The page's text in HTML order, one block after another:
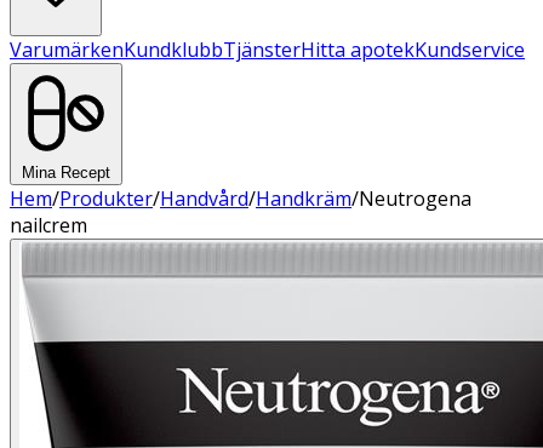
VarumärkenKundklubbTjänsterHitta apotekKundservice
Mina Recept
Hem/Produkter/Handvård/Handkräm/Neutrogena
nailcrem